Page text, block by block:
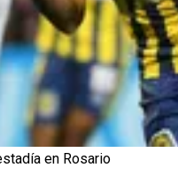
en Rosario